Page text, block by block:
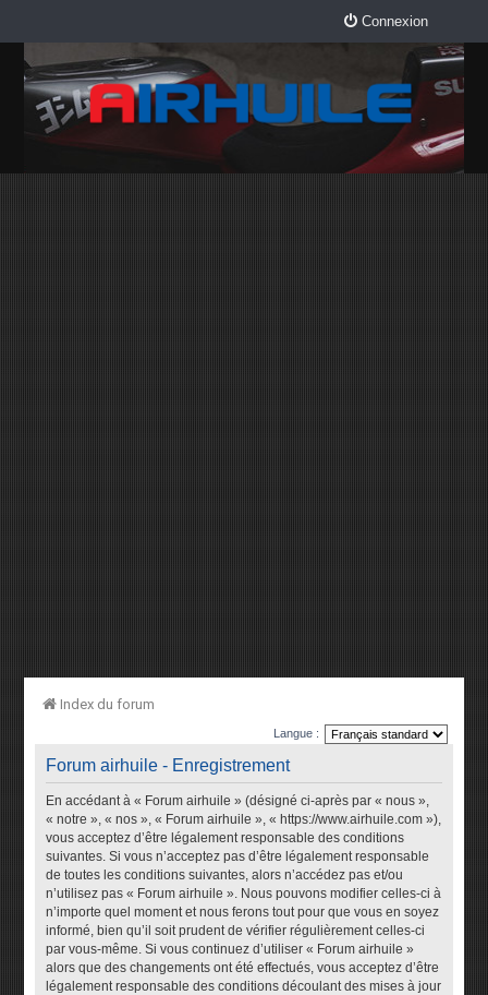
Connexion
Index du forum
Langue :
Forum airhuile - Enregistrement
En accédant à « Forum airhuile » (désigné ci-après par « nous »,
« notre », « nos », « Forum airhuile », « https://www.airhuile.com »),
vous acceptez d’être légalement responsable des conditions
suivantes. Si vous n’acceptez pas d’être légalement responsable
de toutes les conditions suivantes, alors n’accédez pas et/ou
n’utilisez pas « Forum airhuile ». Nous pouvons modifier celles-ci à
n’importe quel moment et nous ferons tout pour que vous en soyez
informé, bien qu’il soit prudent de vérifier régulièrement celles-ci
par vous-même. Si vous continuez d’utiliser « Forum airhuile »
alors que des changements ont été effectués, vous acceptez d’être
légalement responsable des conditions découlant des mises à jour